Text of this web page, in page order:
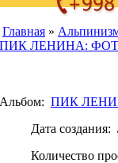
Главная »
ПИК ЛЕНИНА:
Альбом: ПИК
Дата создания:
Количество